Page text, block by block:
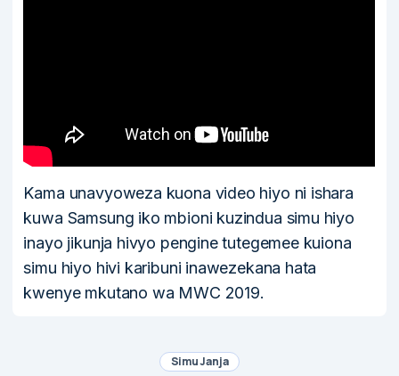
Kama unavyoweza kuona video hiyo ni ishara
kuwa Samsung iko mbioni kuzindua simu hiyo
inayo jikunja hivyo pengine tutegemee kuiona
simu hiyo hivi karibuni inawezekana hata
kwenye mkutano wa MWC 2019.
Simu Janja